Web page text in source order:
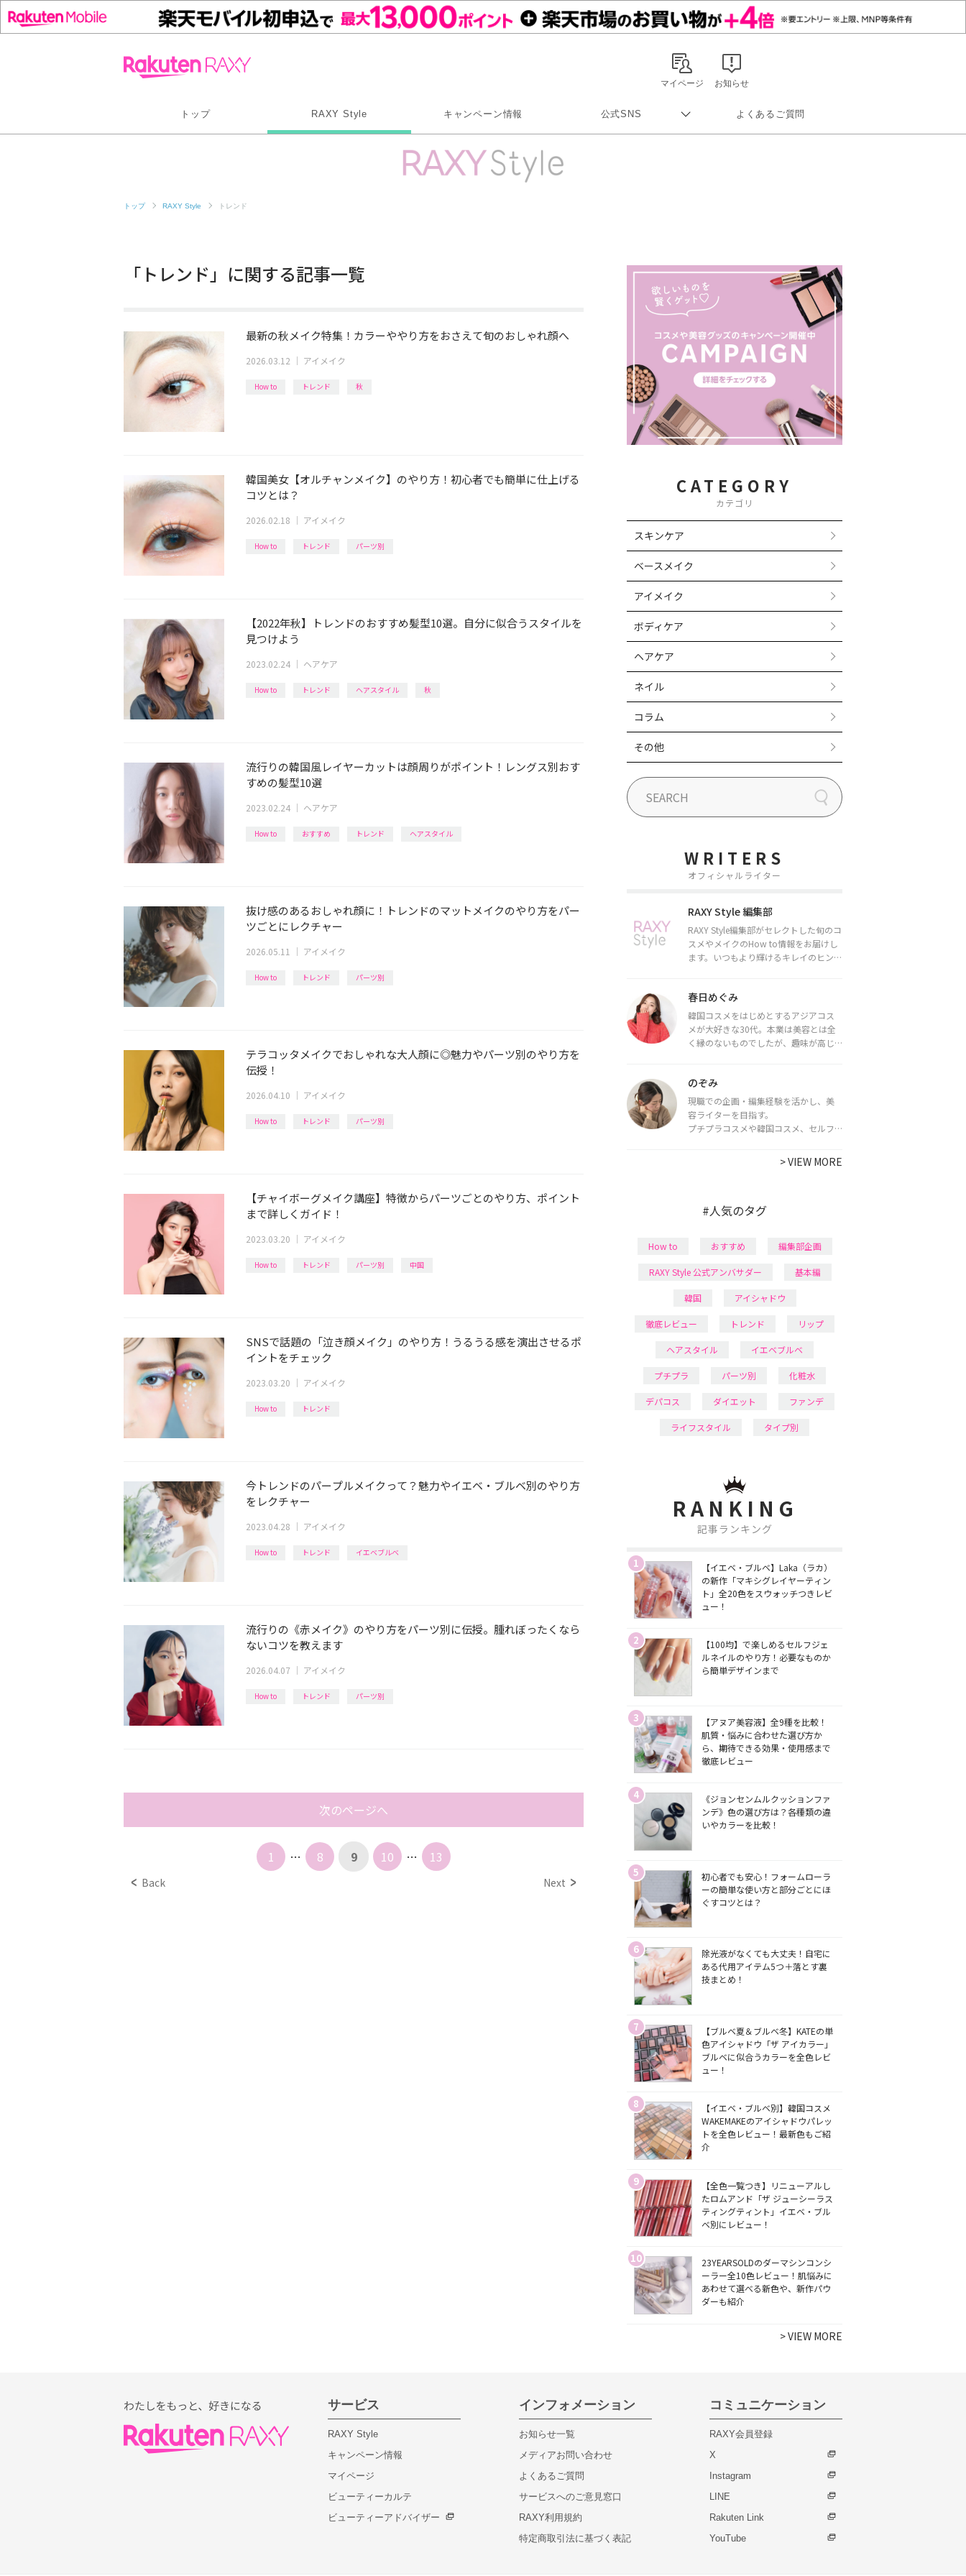
お知らせ
マイページ
トップ RAXY Style キャンペーン情報 公式SNS よくあるご質問
トップ RAXY Style トレンド
「トレンド」に関する記事一覧
最新の秋メイク特集！カラーややり方をおさえて旬のおしゃれ顔へ
2026.03.12 ｜ アイメイク
How to トレンド 秋
韓国美女【オルチャンメイク】のやり方！初心者でも簡単に仕上げる
コツとは？
2026.02.18 ｜ アイメイク
How to トレンド パーツ別
【2022年秋】トレンドのおすすめ髪型10選。自分に似合うスタイルを
見つけよう
2023.02.24 ｜ ヘアケア
How to トレンド ヘアスタイル 秋
流行りの韓国風レイヤーカットは顔周りがポイント！レングス別おす
すめの髪型10選
2023.02.24 ｜ ヘアケア
How to おすすめ トレンド ヘアスタイル
抜け感のあるおしゃれ顔に！トレンドのマットメイクのやり方をパー
ツごとにレクチャー
2026.05.11 ｜ アイメイク
How to トレンド パーツ別
テラコッタメイクでおしゃれな大人顔に◎魅力やパーツ別のやり方を
伝授！
2026.04.10 ｜ アイメイク
How to トレンド パーツ別
【チャイボーグメイク講座】特徴からパーツごとのやり方、ポイント
まで詳しくガイド！
2023.03.20 ｜ アイメイク
How to トレンド パーツ別 中国
SNSで話題の「泣き顔メイク」のやり方！うるうる感を演出させるポ
イントをチェック
2023.03.20 ｜ アイメイク
How to トレンド
今トレンドのパープルメイクって？魅力やイエベ・ブルベ別のやり方
をレクチャー
2023.04.28 ｜ アイメイク
How to トレンド イエベブルベ
流行りの《赤メイク》のやり方をパーツ別に伝授。腫れぼったくなら
ないコツを教えます
2026.04.07 ｜ アイメイク
How to トレンド パーツ別
次のページへ
Back
1 … 8 9 10 … 13
Next
CATEGORY
カテゴリ
スキンケア
ベースメイク
アイメイク
ボディケア
ヘアケア
ネイル
コラム
その他
WRITERS
オフィシャルライター
RAXY Style 編集部
RAXY Style編集部がセレクトした旬のコ
スメやメイクのHow to情報をお届けし
ます。いつもより輝けるキレイのヒント
春日めぐみ
韓国コスメをはじめとするアジアコス
メが大好きな30代。本業は美容とは全
く縁のないものでしたが、趣味が高じ
ライターとして活動中。
都内で16タイプパーソナルカラー診
断・顔タイプ診断・骨格診断によるイ
メージコンサルティングも行っていま
のぞみ
現職での企画・編集経験を活かし、美
容ライターを目指す。
プチプラコスメや韓国コスメ、セルフ
で最新情報をチェック。家事や育児の合
間に取り入れられる時短美容テクも実
>VIEW MORE
#人気のタグ
How to おすすめ 編集部企画
RAXY Style 公式アンバサダー 基本編
韓国 アイシャドウ
徹底レビュー トレンド リップ
ヘアスタイル イエベブルベ
プチプラ パーツ別 化粧水
デパコス ダイエット ファンデ
ライフスタイル タイプ別
RANKING
記事ランキング
1
【イエベ・ブルベ】Laka（ラカ）
の新作「マキシグレイヤーティン
ト」全20色をスウォッチつきレビ
ュー！
2
【100均】で楽しめるセルフジェ
ルネイルのやり方！必要なものか
ら簡単デザインまで
3
【アヌア美容液】全9種を比較！
肌質・悩みに合わせた選び方か
ら、期待できる効果・使用感まで
徹底レビュー
4
《ジョンセンムルクッションファ
ンデ》色の選び方は？各種類の違
いやカラーを比較！
5
初心者でも安心！フォームローラ
ーの簡単な使い方と部分ごとにほ
ぐすコツとは？
6
除光液がなくても大丈夫！自宅に
ある代用アイテム5つ＋落とす裏
技まとめ！
7
【ブルベ夏＆ブルベ冬】KATEの単
色アイシャドウ「ザ アイカラー」
ブルベに似合うカラーを全色レビ
ュー！
8
【イエベ・ブルベ別】韓国コスメ
WAKEMAKEのアイシャドウパレッ
トを全色レビュー！最新色もご紹
介
9
【全色一覧つき】リニューアルし
たロムアンド「ザ ジューシーラス
ティングティント」イエベ・ブル
ベ別にレビュー！
10
23YEARSOLDのダーマシンコンシ
ーラー全10色レビュー！肌悩みに
あわせて選べる新色や、新作パウ
ダーも紹介
>VIEW MORE
サービス
RAXY Style
キャンペーン情報
マイページ
ビューティーカルテ
ビューティーアドバイザー
インフォメーション
お知らせ一覧
メディアお問い合わせ
よくあるご質問
サービスへのご意見窓口
RAXY利用規約
特定商取引法に基づく表記
コミュニケーション
RAXY会員登録
X
Instagram
LINE
Rakuten Link
YouTube